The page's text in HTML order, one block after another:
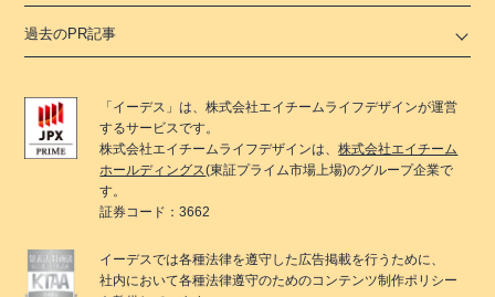
過去のPR記事
「 イーデス 」は、株式会社エイチームライフデザインが運営
するサービスです。
株式会社エイチームライフデザインは、株式会社エイチーム
ホールディングス(東証プライム市場上場)のグループ企業で
す。
証券コード：3662
イーデスでは各種法律を遵守した広告掲載を行うために、
社内において各種法律遵守のためのコンテンツ制作ポリシー